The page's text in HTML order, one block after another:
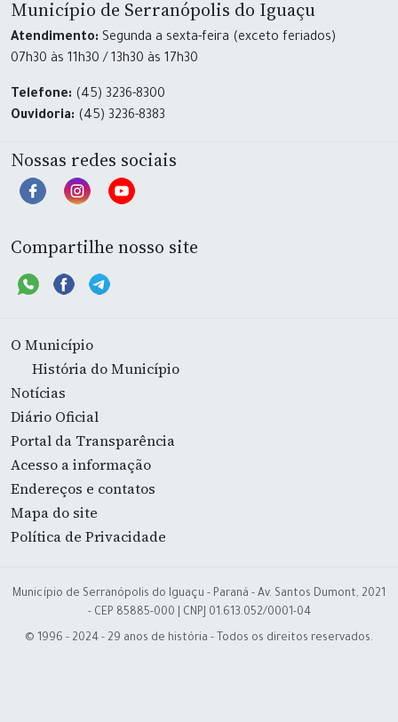
Município de Serranópolis do Iguaçu
Atendimento: Segunda a sexta-feira (exceto feriados)
07h30 às 11h30 / 13h30 às 17h30
Telefone: (45) 3236-8300
Ouvidoria: (45) 3236-8383
Nossas redes sociais
Compartilhe nosso site
O Município
História do Município
Notícias
Diário Oficial
Portal da Transparência
Acesso a informação
Endereços e contatos
Mapa do site
Política de Privacidade
Município de Serranópolis do Iguaçu - Paraná - Av. Santos Dumont, 2021
- CEP 85885-000 | CNPJ 01.613.052/0001-04
© 1996 - 2024 - 29 anos de história - Todos os direitos reservados.